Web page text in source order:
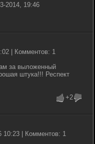
2014, 19:46
| Комментов: 1
за выложенный
штука!!! Респект
+2
| Комментов: 1